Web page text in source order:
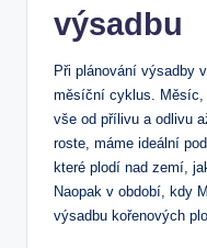
výsadbu
Při plánování výsadby
měsíční cyklus. Měsíc,
vše od přílivu a odlivu
roste, máme ideální
které plodí nad zemí,
Naopak v období, kdy
výsadbu kořenových